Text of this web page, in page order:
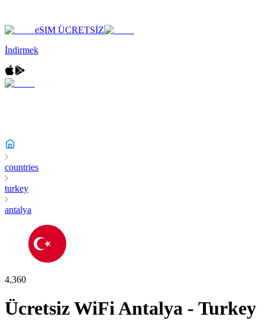
eSIM ÜCRETSİZ
İndirmek
countries
turkey
antalya
4,360
Ücretsiz WiFiAntalya - Turkey